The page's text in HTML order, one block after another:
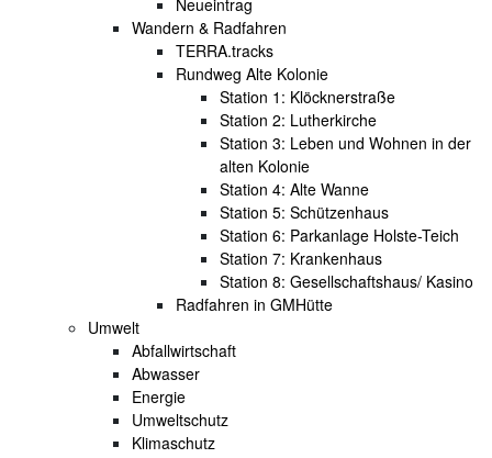
Neueintrag
Wandern & Radfahren
TERRA.tracks
Rundweg Alte Kolonie
Station 1: Klöcknerstraße
Station 2: Lutherkirche
Station 3: Leben und Wohnen in der
alten Kolonie
Station 4: Alte Wanne
Station 5: Schützenhaus
Station 6: Parkanlage Holste-Teich
Station 7: Krankenhaus
Station 8: Gesellschaftshaus/ Kasino
Radfahren in GMHütte
Umwelt
Abfallwirtschaft
Abwasser
Energie
Umweltschutz
Klimaschutz